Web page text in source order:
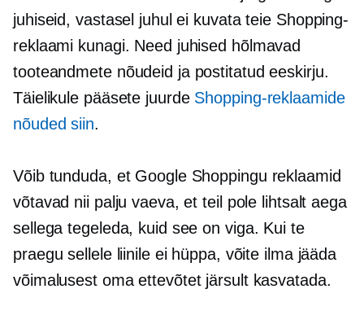
juhiseid, vastasel juhul ei kuvata teie Shopping-
reklaami kunagi. Need juhised hõlmavad
tooteandmete nõudeid ja postitatud eeskirju.
Täielikule pääsete juurde Shopping-reklaamide
nõuded siin.
Võib tunduda, et Google Shoppingu reklaamid
võtavad nii palju vaeva, et teil pole lihtsalt aega
sellega tegeleda, kuid see on viga. Kui te
praegu sellele liinile ei hüppa, võite ilma jääda
võimalusest oma ettevõtet järsult kasvatada.